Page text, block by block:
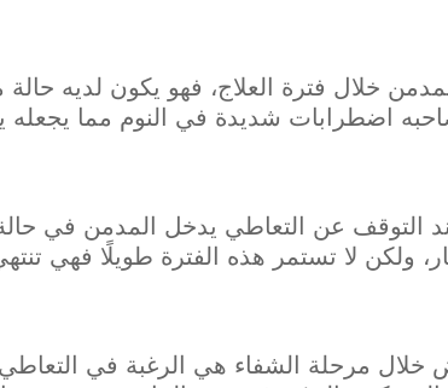
خلال فترة العلاج، فهو يكون لديه
اضطرابات شديدة في النوم مما
التوقف عن التعاطي يدخل المدمن في
ولكن لا تستمر هذه الفترة طويلًا فهي
خلال مرحلة الشفاء هي الرغبة في